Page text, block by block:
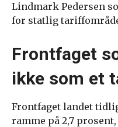
Lindmark Pedersen
for statlig
Frontfaget
ikke som et
Frontfaget landet
ramme på 2,7